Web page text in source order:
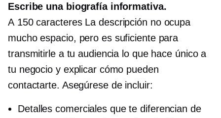
Escribe una biografía informativa.
A 150 caracteresLa descripción no ocupa
mucho espacio, pero es suficiente para
transmitirle a tu audiencia lo que hace único a
tu negocio y explicar cómo pueden
contactarte. Asegúrese de incluir:
Detalles comerciales que te diferencian de